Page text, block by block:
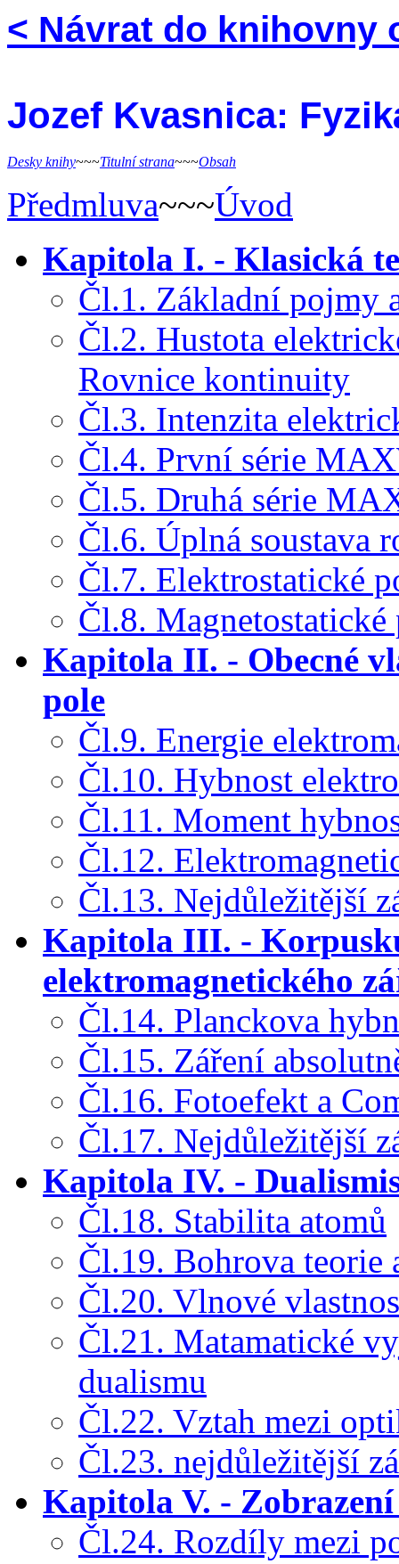
< Návrat do knihovny
Jozef Kvasnica:
Desky knihy~~~Titulní­ strana~~~Obsah
Předmluva~~~Úvod
Kapitola I. - Klasická
Čl.1. Základní pojmy
Čl.2. Hustota
Rovnice kontinuity
Čl.3. Intenzita
Čl.4. První série
Čl.5. Druhá série
Čl.6. Úplná soustava
Čl.7. Elektrostatické
Čl.8.
Kapitola II. - Obecné
pole
Čl.9. Energie
Čl.10. Hybnost
Čl.11. Moment
Čl.12.
Čl.13. Nejdůležitější
Kapitola III. -
elektromagnetického
Čl.14. Planckova
Čl.15. Záření
Čl.16. Fotoefekt a
Čl.17. Nejdůležitější
Kapitola IV. -
Čl.18. Stabilita atomů
Čl.19. Bohrova teorie
Čl.20. Vlnové
Čl.21. Matamatické
dualismu
Čl.22. Vztah mezi
Čl.23. nejdůležitější
Kapitola V. -
Čl.24. Rozdíly mezi